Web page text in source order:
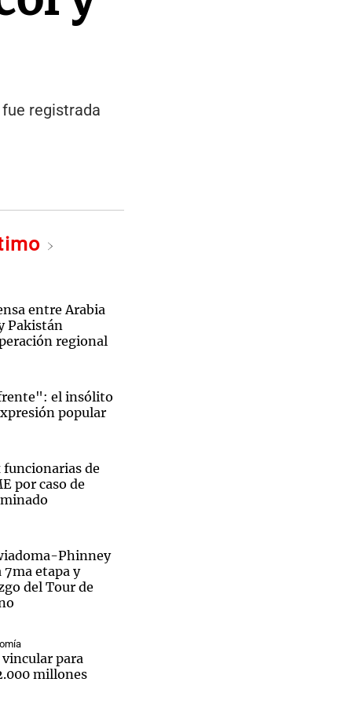
registrada
entre Arabia
Pakistán
regional
el insólito
popular
funcionarias de
por caso de
Phinney
7ma etapa y
del Tour de
vincular para
millones